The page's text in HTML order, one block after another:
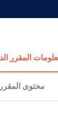
المقرر
محتوى المقرر